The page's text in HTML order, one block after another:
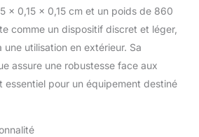
x 0,15 x 0,15 cm et un poids de 860
comme un dispositif discret et léger,
utilisation en extérieur. Sa
assure une robustesse face aux
essentiel pour un équipement destiné